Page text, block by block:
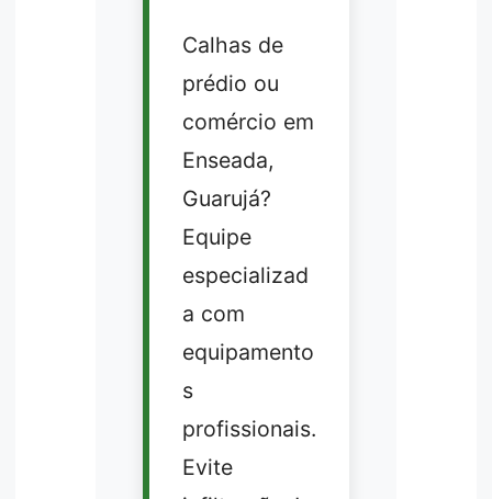
Calhas de
prédio ou
comércio em
Enseada,
Guarujá?
Equipe
especializad
a com
equipamento
s
profissionais.
Evite